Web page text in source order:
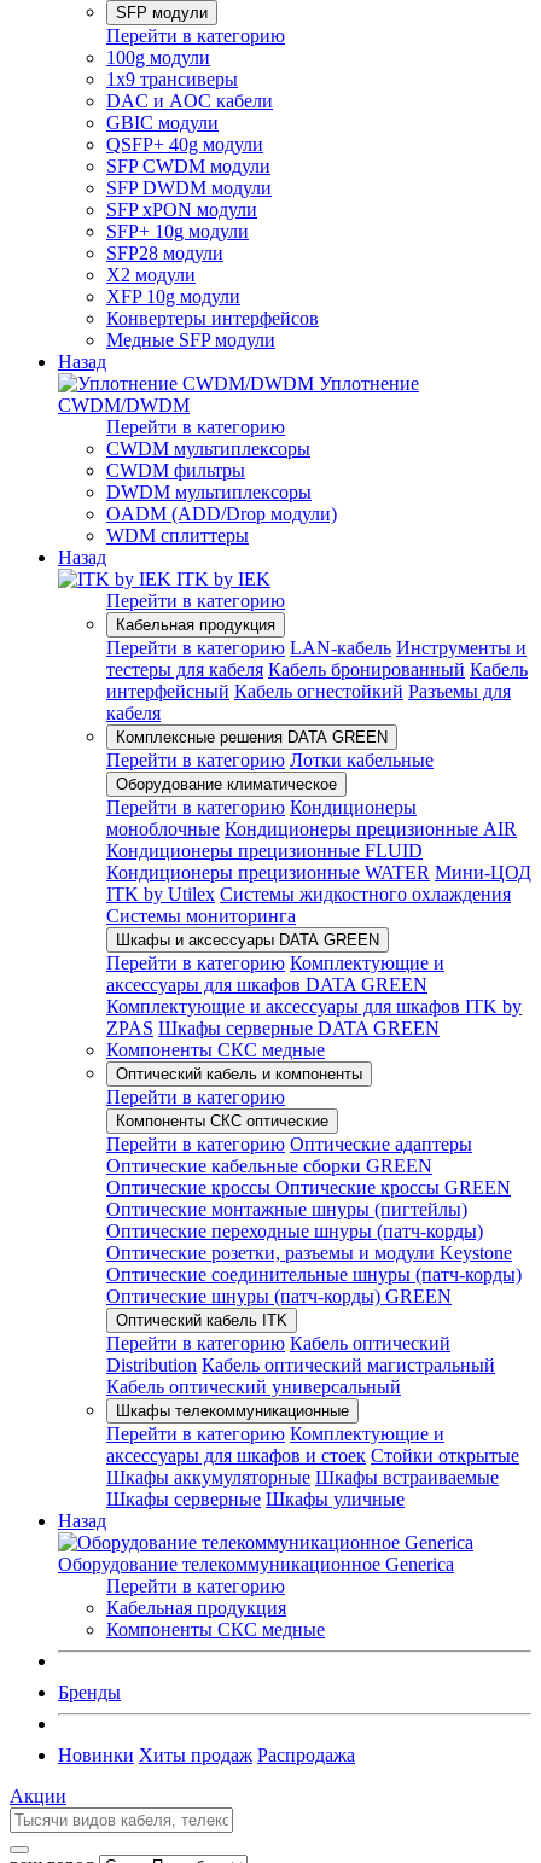
SFP модули
Перейти в категорию
100g модули
1x9 трансиверы
DAC и AOC кабели
GBIC модули
QSFP+ 40g модули
SFP CWDM модули
SFP DWDM модули
SFP xPON модули
SFP+ 10g модули
SFP28 модули
X2 модули
XFP 10g модули
Конвертеры интерфейсов
Медные SFP модули
Назад
Уплотнение
CWDM/DWDM
Перейти в категорию
CWDM мультиплексоры
CWDM фильтры
DWDM мультиплексоры
OADM (ADD/Drop модули)
WDM сплиттеры
Назад
ITK by IEK
Перейти в категорию
Кабельная продукция
Перейти в категорию LAN-кабель Инструменты и
тестеры для кабеля Кабель бронированный Кабель
интерфейсный Кабель огнестойкий Разъемы для
кабеля
Комплексные решения DATA GREEN
Перейти в категорию Лотки кабельные
Оборудование климатическое
Перейти в категорию Кондиционеры
моноблочные Кондиционеры прецизионные AIR
Кондиционеры прецизионные FLUID
Кондиционеры прецизионные WATER Мини-ЦОД
ITK by Utilex Системы жидкостного охлаждения
Системы мониторинга
Шкафы и аксессуары DATA GREEN
Перейти в категорию Комплектующие и
аксессуары для шкафов DATA GREEN
Комплектующие и аксессуары для шкафов ITK by
ZPAS Шкафы серверные DATA GREEN
Компоненты СКС медные
Оптический кабель и компоненты
Перейти в категорию
Компоненты СКС оптические
Перейти в категорию Оптические адаптеры
Оптические кабельные сборки GREEN
Оптические кроссы Оптические кроссы GREEN
Оптические монтажные шнуры (пигтейлы)
Оптические переходные шнуры (патч-корды)
Оптические розетки, разъемы и модули Keystone
Оптические соединительные шнуры (патч-корды)
Оптические шнуры (патч-корды) GREEN
Оптический кабель ITK
Перейти в категорию Кабель оптический
Distribution Кабель оптический магистральный
Кабель оптический универсальный
Шкафы телекоммуникационные
Перейти в категорию Комплектующие и
аксессуары для шкафов и стоек Стойки открытые
Шкафы аккумуляторные Шкафы встраиваемые
Шкафы серверные Шкафы уличные
Назад
Оборудование телекоммуникационное Generica
Перейти в категорию
Кабельная продукция
Компоненты СКС медные
Бренды
Новинки Хиты продаж Распродажа
Акции